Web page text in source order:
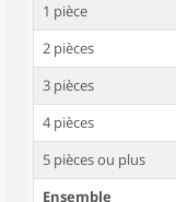
1 pièce
2 pièces
3 pièces
4 pièces
5 pièces ou plus
Ensemble